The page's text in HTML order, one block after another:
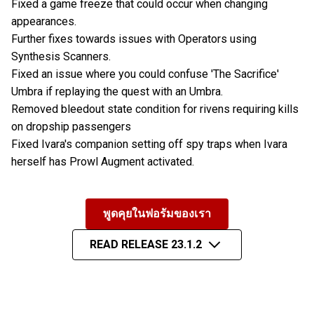
Fixed a game freeze that could occur when changing
appearances.
Further fixes towards issues with Operators using
Synthesis Scanners.
Fixed an issue where you could confuse 'The Sacrifice'
Umbra if replaying the quest with an Umbra.
Removed bleedout state condition for rivens requiring kills
on dropship passengers
Fixed Ivara's companion setting off spy traps when Ivara
herself has Prowl Augment activated.
พูดคุยในฟอรัมของเรา
READ RELEASE 23.1.2